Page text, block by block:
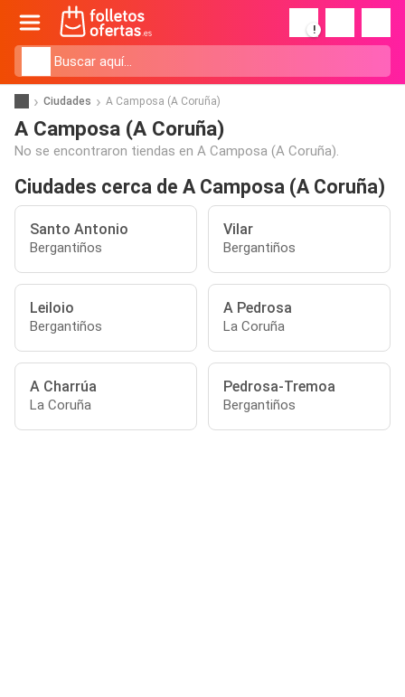
!
Ciudades A Camposa (A Coruña)
A Camposa (A Coruña)
No se encontraron tiendas en A Camposa (A Coruña).
Ciudades cerca de A Camposa (A Coruña)
Santo Antonio
Bergantiños
Vilar
Bergantiños
Leiloio
Bergantiños
A Pedrosa
La Coruña
A Charrúa
La Coruña
Pedrosa-Tremoa
Bergantiños